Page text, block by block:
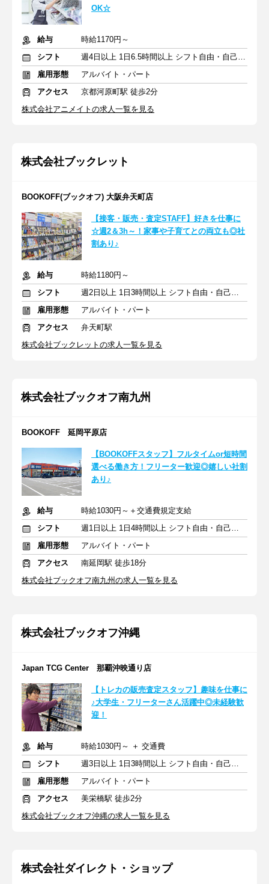
OK☆
給与
時給1170円～
シフト
週4日以上 1日6.5時間以上 シフト自由・自己申告
雇用形態
アルバイト・パート
アクセス
京都河原町駅 徒歩2分
株式会社アニメイトの求人一覧を見る
株式会社ブックレット
BOOKOFF(ブックオフ) 大阪弁天町店
【接客・販売・査定STAFF】好きを仕事に
☆週2＆3h～！家事や子育てとの両立も◎社
割あり♪
給与
時給1180円～
シフト
週2日以上 1日3時間以上 シフト自由・自己申告
雇用形態
アルバイト・パート
アクセス
弁天町駅
株式会社ブックレットの求人一覧を見る
株式会社ブックオフ南九州
BOOKOFF 延岡平原店
【BOOKOFFスタッフ】フルタイムor短時間
選べる働き方！フリーター歓迎◎嬉しい社割
あり♪
給与
時給1030円～＋交通費規定支給
シフト
週1日以上 1日4時間以上 シフト自由・自己申告
雇用形態
アルバイト・パート
アクセス
南延岡駅 徒歩18分
株式会社ブックオフ南九州の求人一覧を見る
株式会社ブックオフ沖縄
Japan TCG Center 那覇沖映通り店
【トレカの販売査定スタッフ】趣味を仕事に
♪大学生・フリーターさん活躍中◎未経験歓
迎！
給与
時給1030円～ ＋ 交通費
シフト
週3日以上 1日3時間以上 シフト自由・自己申告
雇用形態
アルバイト・パート
アクセス
美栄橋駅 徒歩2分
株式会社ブックオフ沖縄の求人一覧を見る
株式会社ダイレクト・ショップ